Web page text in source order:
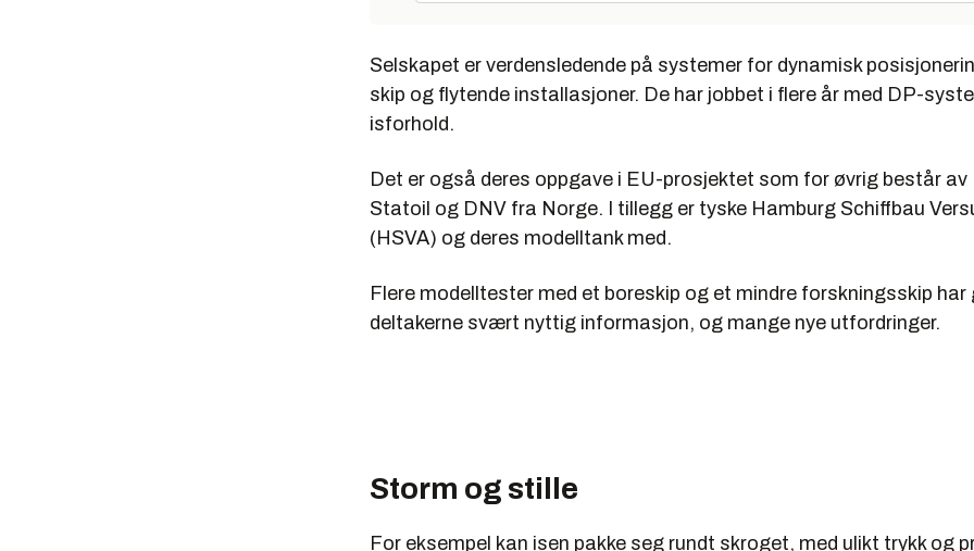
Selskapet er verdensledende på systemer for dynamisk
skip og flytende installasjoner. De har jobbet i flere år med DP-
isforhold.
Det er også deres oppgave i EU-prosjektet som for øvrig består av
Statoil og DNV fra Norge. I tillegg er tyske Hamburg Schiffbau
(HSVA) og deres modelltank med.
Flere modelltester med et boreskip og et mindre forskningsskip har
deltakerne svært nyttig informasjon, og mange nye utfordringer.
Storm og stille
For eksempel kan isen pakke seg rundt skroget, med ulikt trykk og